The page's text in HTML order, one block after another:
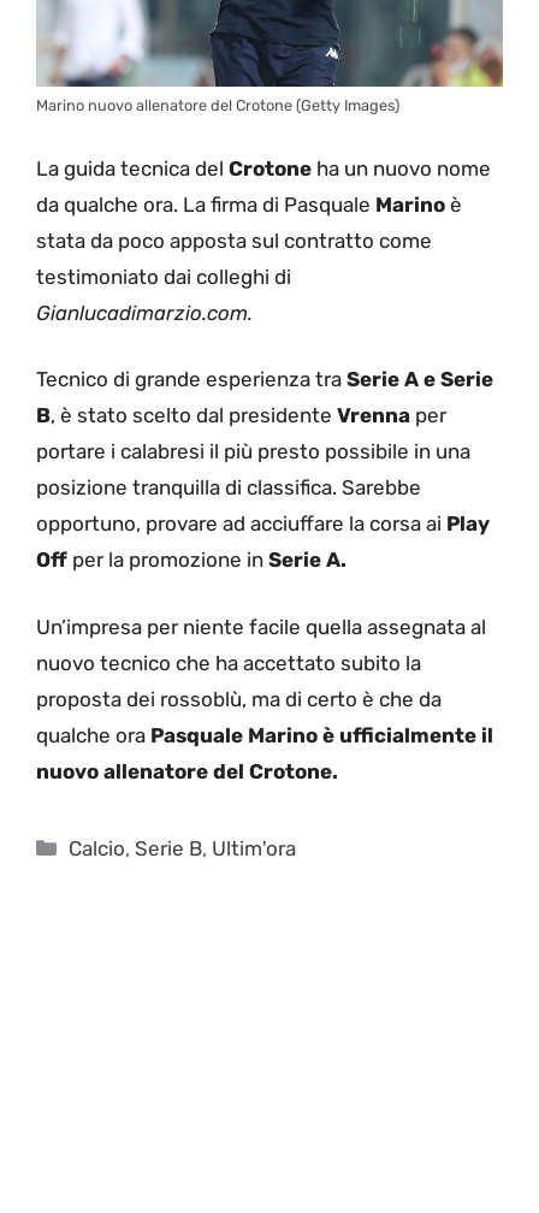
Marino nuovo allenatore del Crotone (Getty Images)
La guida tecnica del Crotone ha un nuovo nome
da qualche ora. La firma di Pasquale Marino è
stata da poco apposta sul contratto come
testimoniato dai colleghi di
Gianlucadimarzio.com.
Tecnico di grande esperienza tra Serie A e Serie
B, è stato scelto dal presidente Vrenna per
portare i calabresi il più presto possibile in una
posizione tranquilla di classifica. Sarebbe
opportuno, provare ad acciuffare la corsa ai Play
Off per la promozione in Serie A.
Un’impresa per niente facile quella assegnata al
nuovo tecnico che ha accettato subito la
proposta dei rossoblù, ma di certo è che da
qualche ora Pasquale Marino è ufficialmente il
nuovo allenatore del Crotone.
Categorie
Calcio,Serie B, Ultim'ora